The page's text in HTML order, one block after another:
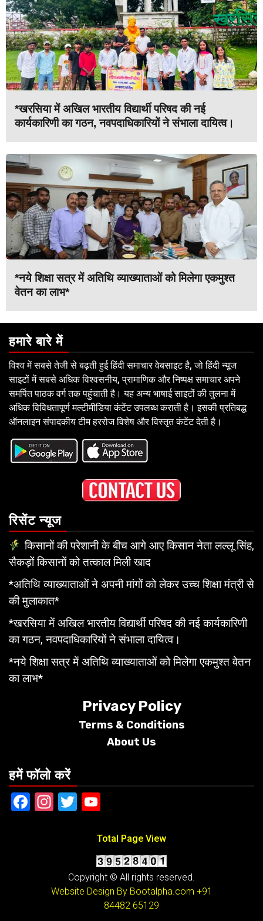
*खरसिया में अखिल भारतीय विद्यार्थी परिषद की नई
कार्यकारिणी का गठन, नवपदाधिकारियों ने संभाला दायित्व।
*नये शिक्षा सत्र में अतिथि व्याख्याताओं को मिलेगा एकमुश्त
वेतन का लाभ*
हमारे बारे में
विश्व में सबसे तेजी से बढ़ती हुई हिंदी समाचार वेबसाइट है, जो हिंदी न्यूज
साइटों में सबसे अधिक विश्वसनीय, प्रामाणिक और निष्पक्ष समाचार अपने
समर्पित पाठक वर्ग तक पहुंचाती है। यह अन्य भाषाई साइटों की तुलना में
अधिक विविधतापूर्ण मल्टीमीडिया कंटेंट उपलब्ध कराती है। इसकी प्रतिबद्ध
ऑनलाइन संपादकीय टीम हररोज विशेष और विस्तृत कंटेंट देती है।
रिसेंट न्यूज
किसानों की परेशानी के बीच आगे आए किसान नेता लल्लू सिंह,
सैकड़ों किसानों को तत्काल मिली खाद
*अतिथि व्याख्याताओं ने अपनी मांगों को लेकर उच्च शिक्षा मंत्री से
की मुलाकात*
*खरसिया में अखिल भारतीय विद्यार्थी परिषद की नई कार्यकारिणी
का गठन, नवपदाधिकारियों ने संभाला दायित्व।
*नये शिक्षा सत्र में अतिथि व्याख्याताओं को मिलेगा एकमुश्त वेतन
का लाभ*
Privacy Policy
Terms & Conditions
About Us
हमें फॉलो करें
Facebook
Instagram
Twitter
Total Page View
Copyright © All rights reserved.
Website Design By Bootalpha.com +91
84482 65129